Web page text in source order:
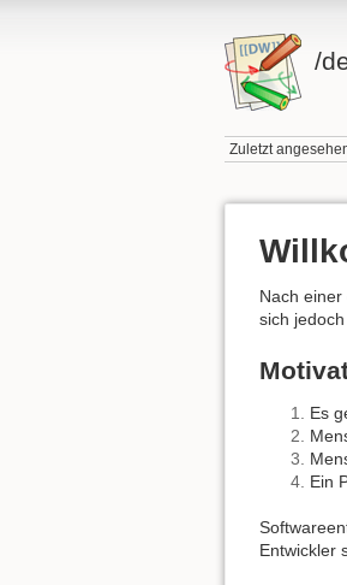
/
Zuletzt
Nach
sich
Es
Ein
Entwickler